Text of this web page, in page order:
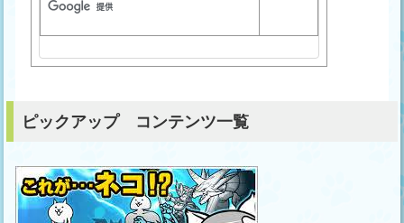
ピックアップ コンテンツ一覧